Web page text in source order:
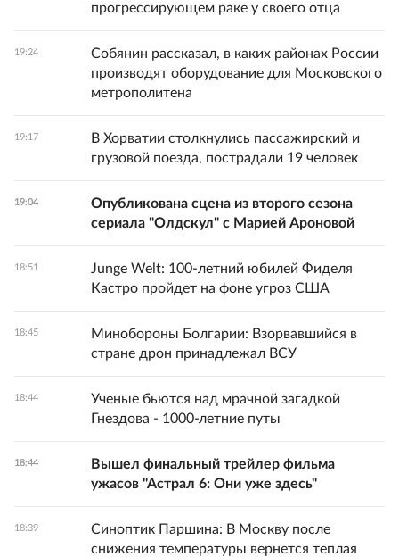
прогрессирующем раке у своего отца
19:24
Собянин рассказал, в каких районах России
производят оборудование для Московского
метрополитена
19:17
В Хорватии столкнулись пассажирский и
грузовой поезда, пострадали 19 человек
19:04
Опубликована сцена из второго сезона
сериала "Олдскул" с Марией Ароновой
18:51
Junge Welt: 100-летний юбилей Фиделя
Кастро пройдет на фоне угроз США
18:45
Минобороны Болгарии: Взорвавшийся в
стране дрон принадлежал ВСУ
18:44
Ученые бьются над мрачной загадкой
Гнездова - 1000-летние путы
18:44
Вышел финальный трейлер фильма
ужасов "Астрал 6: Они уже здесь"
18:39
Синоптик Паршина: В Москву после
снижения температуры вернется теплая